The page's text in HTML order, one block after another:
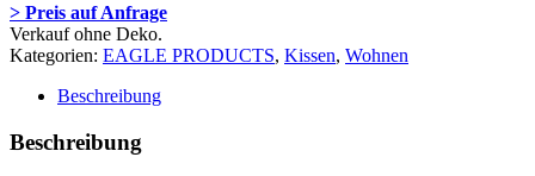
> Preis auf Anfrage
Verkauf ohne Deko.
Kategorien: EAGLE PRODUCTS, Kissen, Wohnen
Beschreibung
Beschreibung